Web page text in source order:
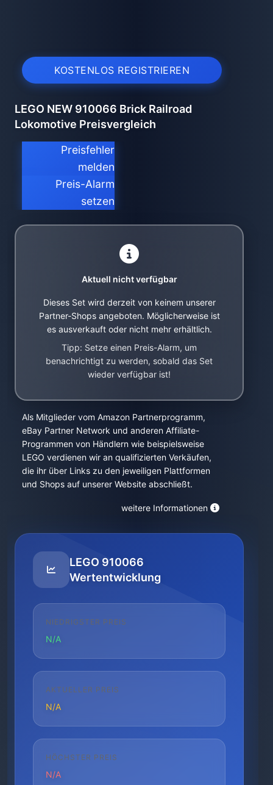
KOSTENLOS REGISTRIEREN
LEGO NEW 910066 Brick Railroad
Lokomotive Preisvergleich
Preisfehler
melden
Preis-Alarm
setzen
Aktuell nicht verfügbar
Dieses Set wird derzeit von keinem unserer
Partner-Shops angeboten. Möglicherweise ist
es ausverkauft oder nicht mehr erhältlich.
Tipp: Setze einen Preis-Alarm, um
benachrichtigt zu werden, sobald das Set
wieder verfügbar ist!
Als Mitglieder vom Amazon Partnerprogramm,
eBay Partner Network und anderen Affiliate-
Programmen von Händlern wie beispielsweise
LEGO verdienen wir an qualifizierten Verkäufen,
die ihr über Links zu den jeweiligen Plattformen
und Shops auf unserer Website abschließt.
weitere Informationen
LEGO 910066
Wertentwicklung
NIEDRIGSTER PREIS
N/A
AKTUELLER PREIS
N/A
HÖCHSTER PREIS
N/A